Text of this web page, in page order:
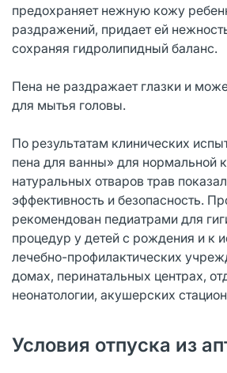
предохраняет нежную кожу
раздражений, придает ей
сохраняя гидролипидный баланс.
Пена не раздражает глазки и
для мытья головы.
По результатам клинических
пена для ванны» для нормальной
натуральных отваров трав
эффективность и безопасность.
рекомендован педиатрами для
процедур у детей с рождения и к
лечебно-профилактических
домах, перинатальных центрах,
неонатологии, акушерских
Условия отпуска из